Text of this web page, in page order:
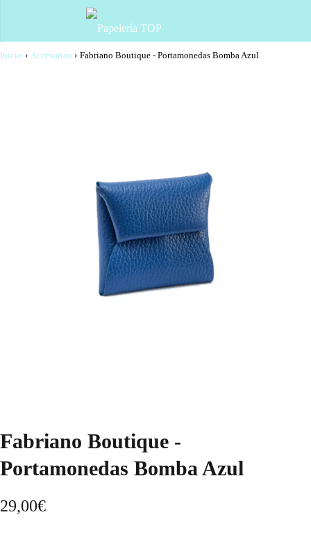
Inicio › Accesorios › Fabriano Boutique - Portamonedas Bomba Azul
Fabriano Boutique -
Portamonedas Bomba Azul
29,00€